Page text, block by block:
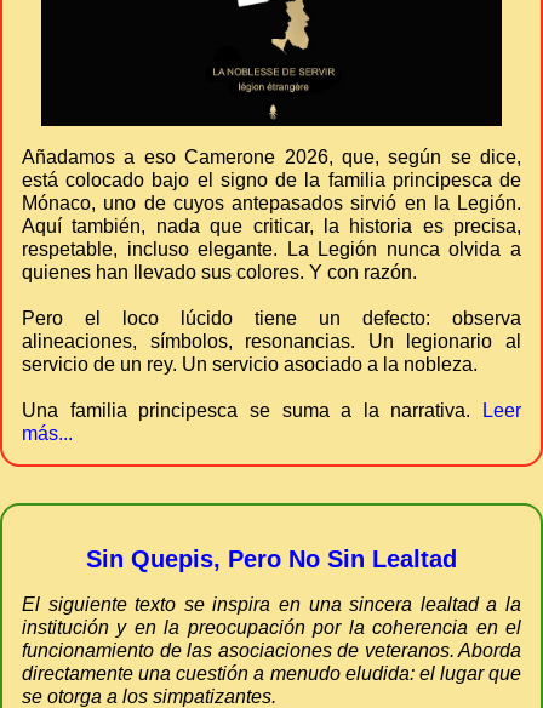
Añadamos a eso Camerone 2026, que, según se dice,
está colocado bajo el signo de la familia principesca de
Mónaco, uno de cuyos antepasados ​​sirvió en la Legión.
Aquí también, nada que criticar, la historia es precisa,
respetable, incluso elegante. La Legión nunca olvida a
quienes han llevado sus colores. Y con razón.
Pero el loco lúcido tiene un defecto: observa
alineaciones, símbolos, resonancias. Un legionario al
servicio de un rey. Un servicio asociado a la nobleza.
Una familia principesca se suma a la narrativa.
Leer
más...
Sin Quepis, Pero No Sin Lealtad
El siguiente texto se inspira en una sincera lealtad a la
institución y en la preocupación por la coherencia en el
funcionamiento de las asociaciones de veteranos. Aborda
directamente una cuestión a menudo eludida: el lugar que
se otorga a los simpatizantes.